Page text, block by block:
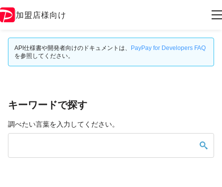
加盟店様向け
API仕様書や開発者向けのドキュメントは、
PayPay for Developers FAQ
を参照してください。
キーワードで探す
調べたい言葉を入力してください。